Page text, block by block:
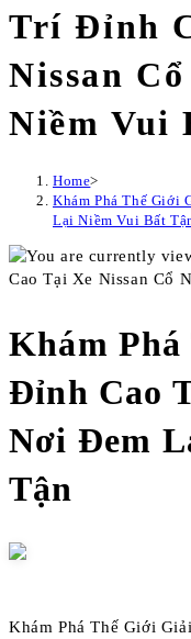
Trí Đỉnh
Nissan
Niềm Vui
Home>
Khám Phá Thế Giới
Lại Niềm Vui Bất
Khám
Đỉnh Cao
Nơi Đem
Tận
Khám Phá Thế Giới